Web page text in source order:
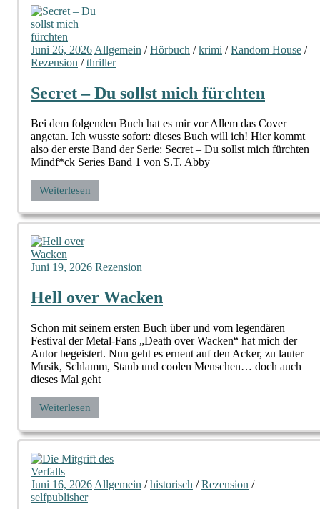
Juni 26, 2026 Allgemein /Hörbuch /krimi /Random House /
Rezension /thriller
Secret – Du sollst mich fürchten
Bei dem folgenden Buch hat es mir vor Allem das Cover
angetan. Ich wusste sofort: dieses Buch will ich! Hier kommt
also der erste Band der Serie: Secret – Du sollst mich fürchten
Mindf*ck Series Band 1 von S.T. Abby
Weiterlesen
Juni 19, 2026 Rezension
Hell over Wacken
Schon mit seinem ersten Buch über und vom legendären
Festival der Metal-Fans „Death over Wacken“ hat mich der
Autor begeistert. Nun geht es erneut auf den Acker, zu lauter
Musik, Schlamm, Staub und coolen Menschen… doch auch
dieses Mal geht
Weiterlesen
Juni 16, 2026 Allgemein /historisch /Rezension /
selfpublisher